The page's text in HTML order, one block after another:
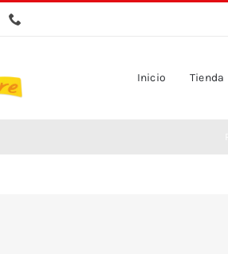
Inicio Tienda